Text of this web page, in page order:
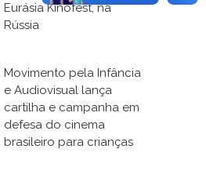
Eurásia Kinofest, na
Rússia
Movimento pela Infância
e Audiovisual lança
cartilha e campanha em
defesa do cinema
brasileiro para crianças